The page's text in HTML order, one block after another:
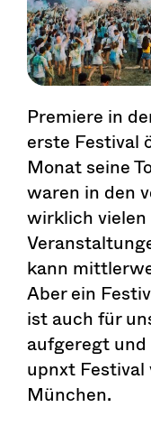
Premiere in
erste Festival
Monat seine
waren in den
wirklich
kann
Aber ein
ist auch für
aufgeregt und
upnxt Festival
München.